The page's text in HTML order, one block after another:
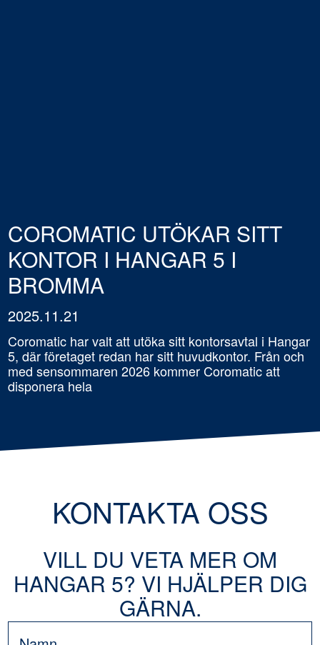
COROMATIC UTÖKAR SITT
KONTOR I HANGAR 5 I
BROMMA
2025.11.21
Coromatic har valt att utöka sitt kontorsavtal i Hangar
5, där företaget redan har sitt huvudkontor. Från och
med sensommaren 2026 kommer Coromatic att
disponera hela
KONTAKTA OSS
VILL DU VETA MER OM
HANGAR 5? VI HJÄLPER DIG
GÄRNA.